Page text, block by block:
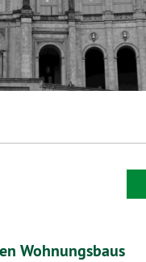
Wohnungsbaus